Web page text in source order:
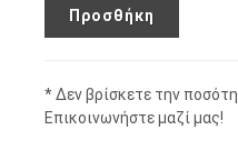
Προσθήκη
* Δεν βρίσκετε την
Επικοινωνήστε μαζί μας!